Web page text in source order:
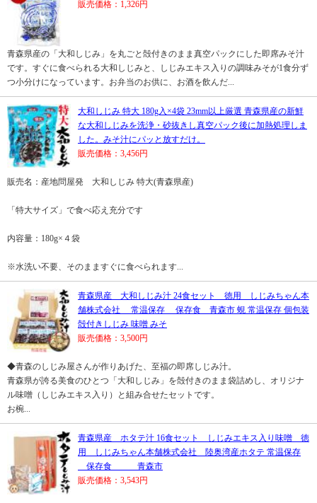
販売価格：1,326円
青森県産の「大和しじみ」を丸ごと殻付きのまま真空パックにした即席みそ汁
です。すぐに食べられる大和しじみと、しじみエキス入りの調味みそが1食分ず
つ小分けになっています。お弁当のお供に、お酒を飲んだ...
大和しじみ 特大 180g入×4袋 23mm以上厳選 青森県産の新鮮
な大和しじみを洗浄・砂抜きし真空パック後に加熱処理しま
した。みそ汁にパッと放すだけ。
販売価格：3,456円
販売名：産地問屋発 大和しじみ 特大(青森県産)
「特大サイズ」で食べ応え充分です
内容量：180g×４袋
※水洗い不要、そのまますぐに食べられます...
青森県産 大和しじみ汁 24食セット 徳用 しじみちゃん本
舗株式会社 常温保存 保存食 青森市 蜆 常温保存 個包装
殻付きしじみ 味噌 みそ
販売価格：3,500円
◆青森のしじみ屋さんが作りあげた、至福の即席しじみ汁。
青森県が誇る美食のひとつ「大和しじみ」を殻付きのまま袋詰めし、オリジナ
ル味噌（しじみエキス入り）と組み合せたセットです。
お椀...
青森県産 ホタテ汁 16食セット しじみエキス入り味噌 徳
用 しじみちゃん本舗株式会社 陸奥湾産ホタテ 常温保存
保存食 青森市
販売価格：3,543円